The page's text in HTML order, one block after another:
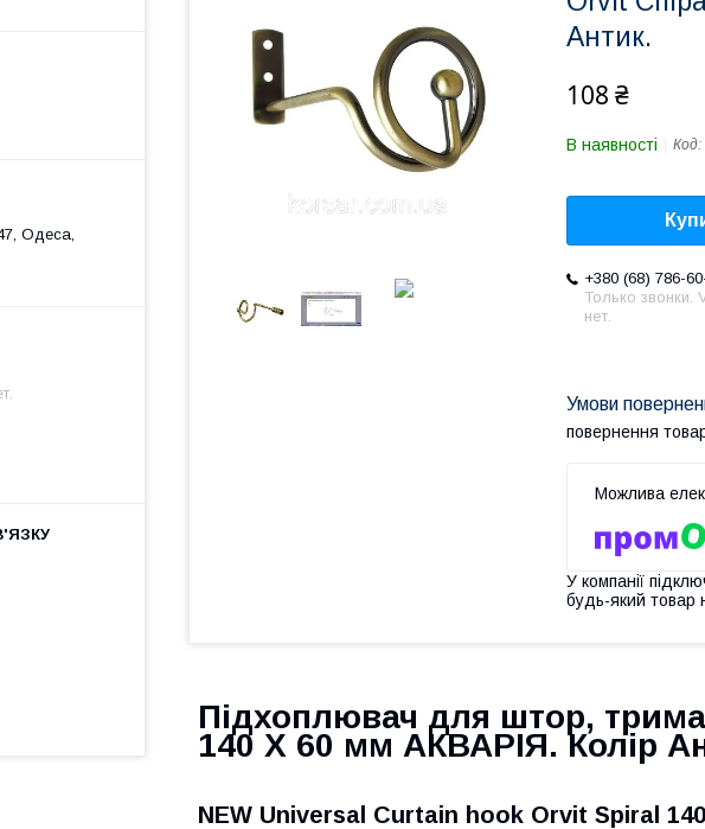
Антик.
108 ₴
В наявності Код:
+380 (68) 786-
Только звонки.
нет.
повернення
У компанії
будь-який товар
Підхоплювач для штор,
140 Х 60 мм АКВАРІЯ. Колір
NEW Universal Curtain hook Orvit Spiral
Одеса,